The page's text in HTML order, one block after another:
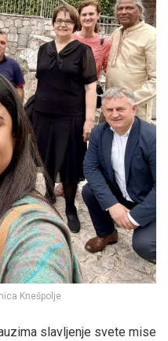
Knešpolje
slavljenje svete mise